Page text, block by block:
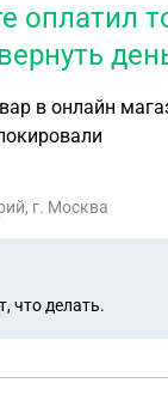
оплатил
в онлайн
г. Москва
что делать.